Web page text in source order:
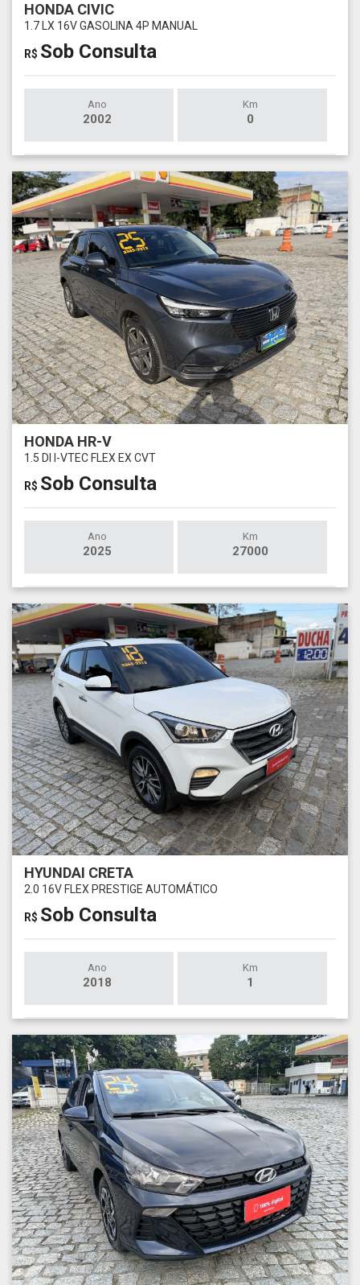
HONDA CIVIC
1.7 LX 16V GASOLINA 4P MANUAL
R$ Sob Consulta
Ano
2002
Km
0
HONDA HR-V
1.5 DI I-VTEC FLEX EX CVT
R$ Sob Consulta
Ano
2025
Km
27000
HYUNDAI CRETA
2.0 16V FLEX PRESTIGE AUTOMÁTICO
R$ Sob Consulta
Ano
2018
Km
1